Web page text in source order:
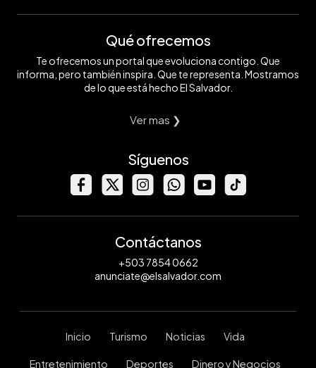
Qué ofrecemos
Te ofrecemos un portal que evoluciona contigo. Que
informa, pero también inspira. Que te representa. Mostramos
de lo que está hecho El Salvador.
Ver mas ❯
Síguenos
Contáctanos
+503 7854 0662
anunciate@elsalvador.com
Inicio Turismo Noticias Vida
Entretenimiento Deportes Dinero y Negocios